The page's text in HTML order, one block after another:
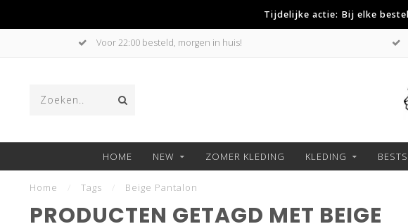
Tijdelijke actie: Bij elke
Voor 22:00 besteld, morgen in huis!
HOME NEW ZOMER KLEDING KLEDING
Home Tags Beige Pantalon
PRODUCTEN GETAGD MET BEIGE